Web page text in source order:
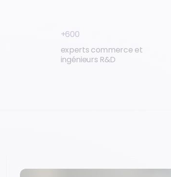
+600
experts commerce et
ingénieurs R&D